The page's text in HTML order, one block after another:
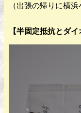
（出張の帰りに横
【半固定抵抗とダイ